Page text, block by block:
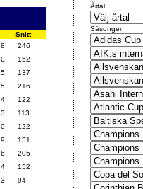
Snitt
246
152
137
216
122
113
122
151
205
152
94
Årtal:
Säsonger: